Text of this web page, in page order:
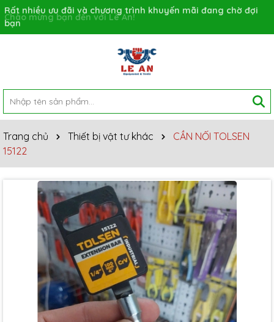
Rất nhiều ưu đãi và chương trình khuyến mãi đang chờ đợi
bạn
Trang chủ Thiết bị vật tư khác
CẦN NỐI TOLSEN
15122